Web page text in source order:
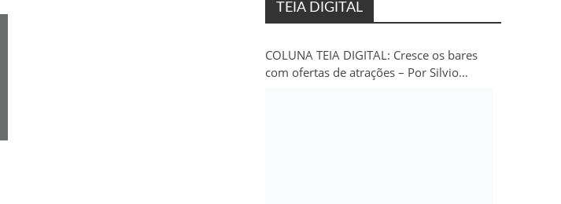
TEIA DIGITAL
COLUNA TEIA DIGITAL: Cresce os bares
com ofertas de atrações – Por Silvio